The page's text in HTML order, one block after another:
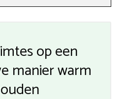
op een
manier warm